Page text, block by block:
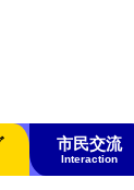
市民交流
Interaction